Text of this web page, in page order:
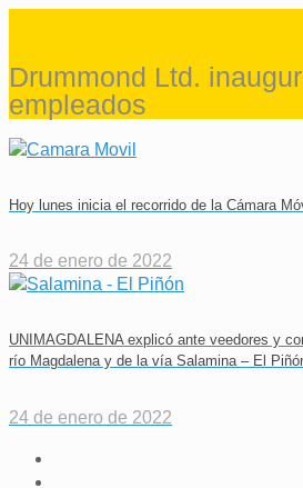
Drummond Ltd.
empleados
Hoy lunes inicia el recorrido de la Cámara
24 de enero de 2022
UNIMAGDALENA explicó ante veedores y
río Magdalena y de la vía Salamina – El
24 de enero de 2022